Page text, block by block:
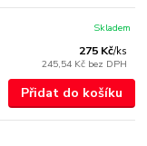
275 Kč/ks
245,54 Kč bez DPH
Skladem
Přidat do košíku